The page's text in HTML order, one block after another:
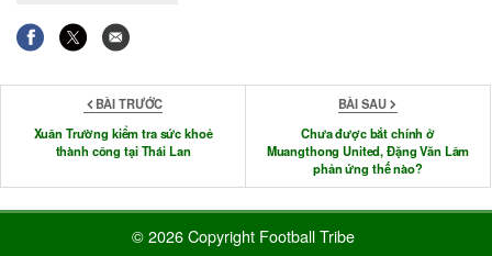
BÀI TRƯỚC
Xuân Trường kiểm tra sức khoẻ
thành công tại Thái Lan
BÀI SAU
Chưa được bắt chính ở
Muangthong United, Đặng Văn Lâm
phản ứng thế nào?
© 2026 Copyright Football Tribe